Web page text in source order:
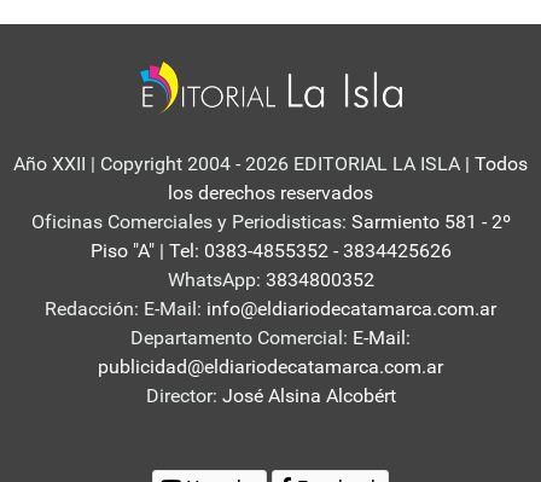
Año XXII | Copyright 2004 - 2026 EDITORIAL LA ISLA | Todos
los derechos reservados
Oficinas Comerciales y Periodisticas: Sarmiento 581 - 2º
Piso "A" | Tel: 0383-4855352 - 3834425626
WhatsApp: 3834800352
Redacción: E-Mail: info@eldiariodecatamarca.com.ar
Departamento Comercial: E-Mail:
publicidad@eldiariodecatamarca.com.ar
Director: José Alsina Alcobért